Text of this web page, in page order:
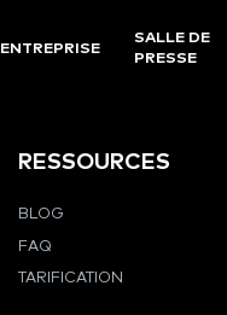
ENTREPRISE
SALLE DE
PRESSE
RESSOURCES
BLOG
FAQ
TARIFICATION